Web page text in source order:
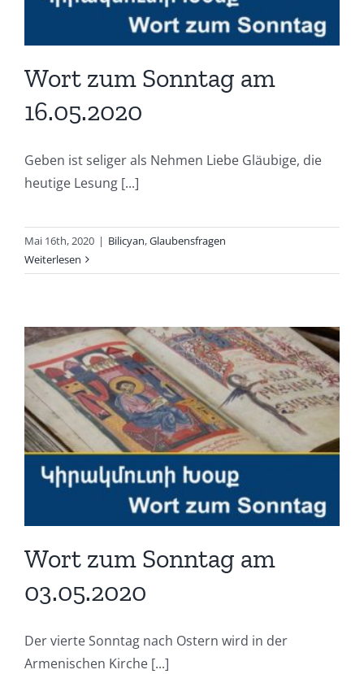
Wort zum Sonntag am
16.05.2020
Geben ist seliger als Nehmen Liebe Gläubige, die
heutige Lesung [...]
Mai 16th, 2020 | Bilicyan,Glaubensfragen
Weiterlesen
Wort zum Sonntag am
03.05.2020
Der vierte Sonntag nach Ostern wird in der
Armenischen Kirche [...]